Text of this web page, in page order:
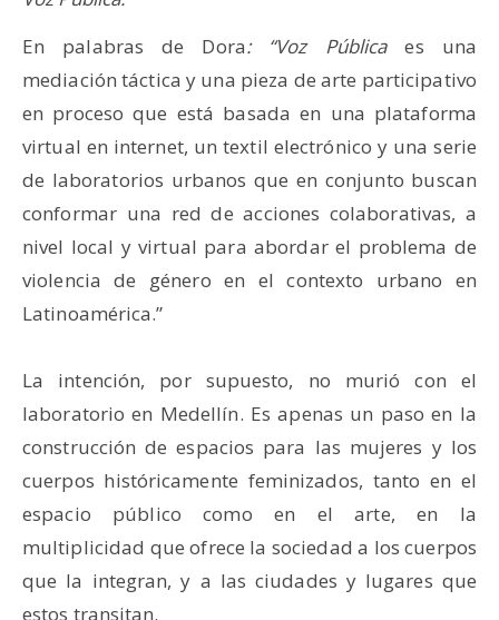
En palabras de Dora: “Voz Públicaes una
mediación táctica y una pieza de arte participativo
en proceso que está basada en una plataforma
virtual en internet, un textil electrónico y una serie
de laboratorios urbanos que en conjunto buscan
conformar una red de acciones colaborativas, a
nivel local y virtual para abordar el problema de
violencia de género en el contexto urbano en
Latinoamérica.”
La intención, por supuesto, no murió con el
laboratorio en Medellín. Es apenas un paso en la
construcción de espacios para las mujeres y los
cuerpos históricamente feminizados, tanto en el
espacio público como en el arte, en la
multiplicidad que ofrece la sociedad a los cuerpos
que la integran, y a las ciudades y lugares que
estos transitan.